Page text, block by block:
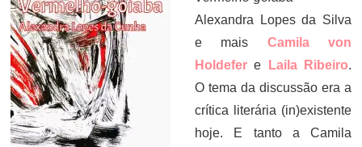
Alexandra Lopes da Silva
e mais Camila von
Holdefer e Laila Ribeiro.
O tema da discussão era a
crítica literária (in)existente
hoje. E tanto a Camila